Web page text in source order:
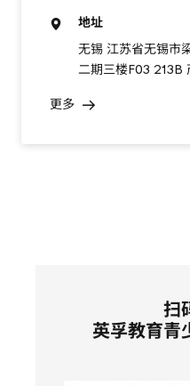
地址
无锡 江苏省无锡市
二期三楼F03 213B
更多
扫
英孚教育青